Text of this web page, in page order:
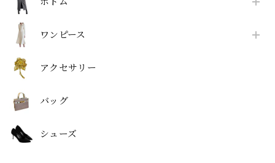
ワンピース
アクセサリー
バッグ
シューズ